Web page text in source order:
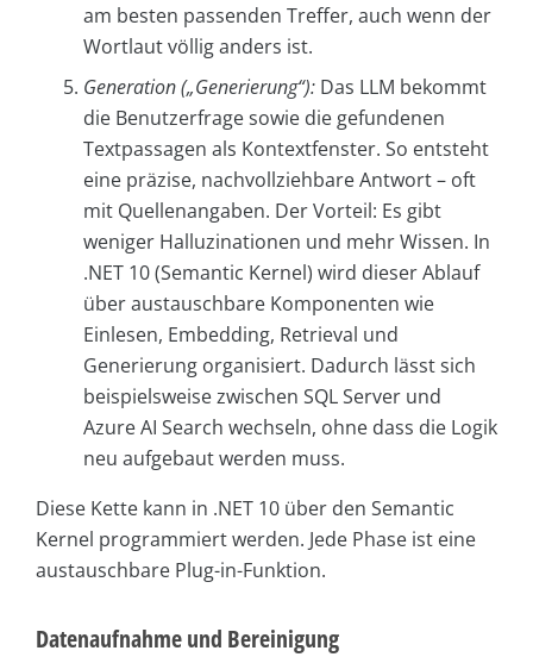
am besten passenden Treffer, auch wenn der
Wortlaut völlig anders ist.
Generation („Generierung“): Das LLM bekommt
die Benutzerfrage sowie die gefundenen
Textpassagen als Kontextfenster. So entsteht
eine präzise, nachvollziehbare Antwort – oft
mit Quellenangaben. Der Vorteil: Es gibt
weniger Halluzinationen und mehr Wissen. In
.NET 10 (Semantic Kernel) wird dieser Ablauf
über austauschbare Komponenten wie
Einlesen, Embedding, Retrieval und
Generierung organisiert. Dadurch lässt sich
beispielsweise zwischen SQL Server und
Azure AI Search wechseln, ohne dass die Logik
neu aufgebaut werden muss.
Diese Kette kann in .NET 10 über den Semantic
Kernel programmiert werden. Jede Phase ist eine
austauschbare Plug-in-Funktion.
Datenaufnahme und Bereinigung